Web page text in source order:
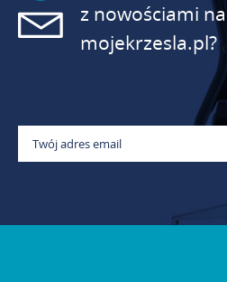
z nowościami na
mojekrzesla.pl?